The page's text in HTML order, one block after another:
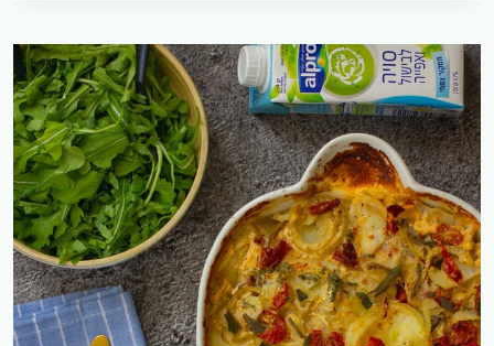
בטופו
פריך
וירקות